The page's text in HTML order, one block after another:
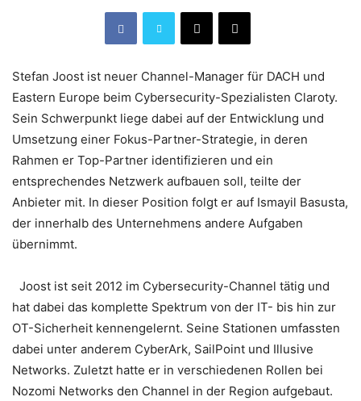
Stefan Joost ist neuer Channel-Manager für DACH und
Eastern Europe beim Cybersecurity-Spezialisten Claroty.
Sein Schwerpunkt liege dabei auf der Entwicklung und
Umsetzung einer Fokus-Partner-Strategie, in deren
Rahmen er Top-Partner identifizieren und ein
entsprechendes Netzwerk aufbauen soll, teilte der
Anbieter mit. In dieser Position folgt er auf Ismayil Basusta,
der innerhalb des Unternehmens andere Aufgaben
übernimmt.
Joost ist seit 2012 im Cybersecurity-Channel tätig und
hat dabei das komplette Spektrum von der IT- bis hin zur
OT-Sicherheit kennengelernt. Seine Stationen umfassten
dabei unter anderem CyberArk, SailPoint und Illusive
Networks. Zuletzt hatte er in verschiedenen Rollen bei
Nozomi Networks den Channel in der Region aufgebaut.